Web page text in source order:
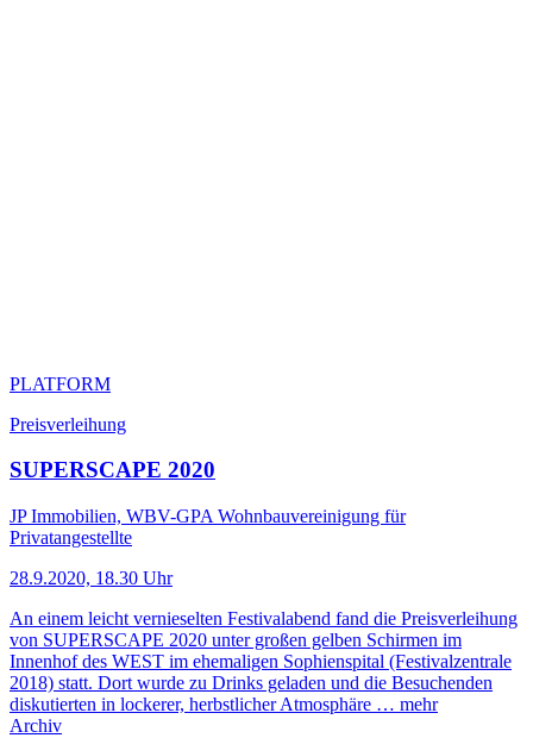
PLATFORM
Preisverleihung
SUPERSCAPE 2020
JP Immobilien, WBV-GPA Wohnbauvereinigung für
Privatangestellte
28.9.2020, 18.30 Uhr
An einem leicht vernieselten Festivalabend fand die Preisverleihung
von SUPERSCAPE 2020 unter großen gelben Schirmen im
Innenhof des WEST im ehemaligen Sophienspital (Festivalzentrale
2018) statt. Dort wurde zu Drinks geladen und die Besuchenden
diskutierten in lockerer, herbstlicher Atmosphäre … mehr
Archiv